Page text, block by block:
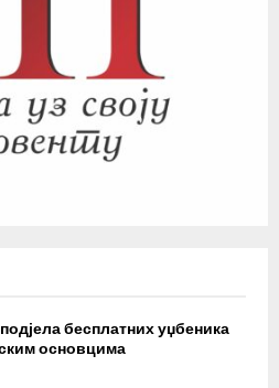
бесплатних уџбеника
основцима